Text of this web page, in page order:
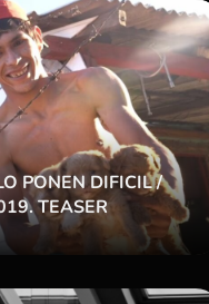
PONEN DIFICIL /
TEASER